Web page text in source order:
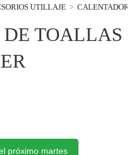
TOALLAS
UTILLAJE > CALENTADOR
próximo martes